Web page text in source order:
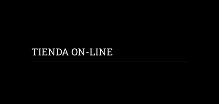
TIENDA ON-LINE